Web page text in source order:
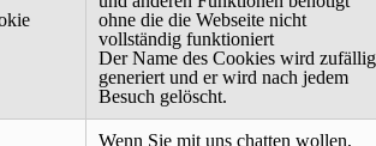
Mütterzentrum
ohne die die Webseite nicht
vollständig funktioniert
Der Name des Cookies wird zufällig
generiert und er wird nach jedem
Besuch gelöscht.
Wenn Sie mit uns chatten wollen,